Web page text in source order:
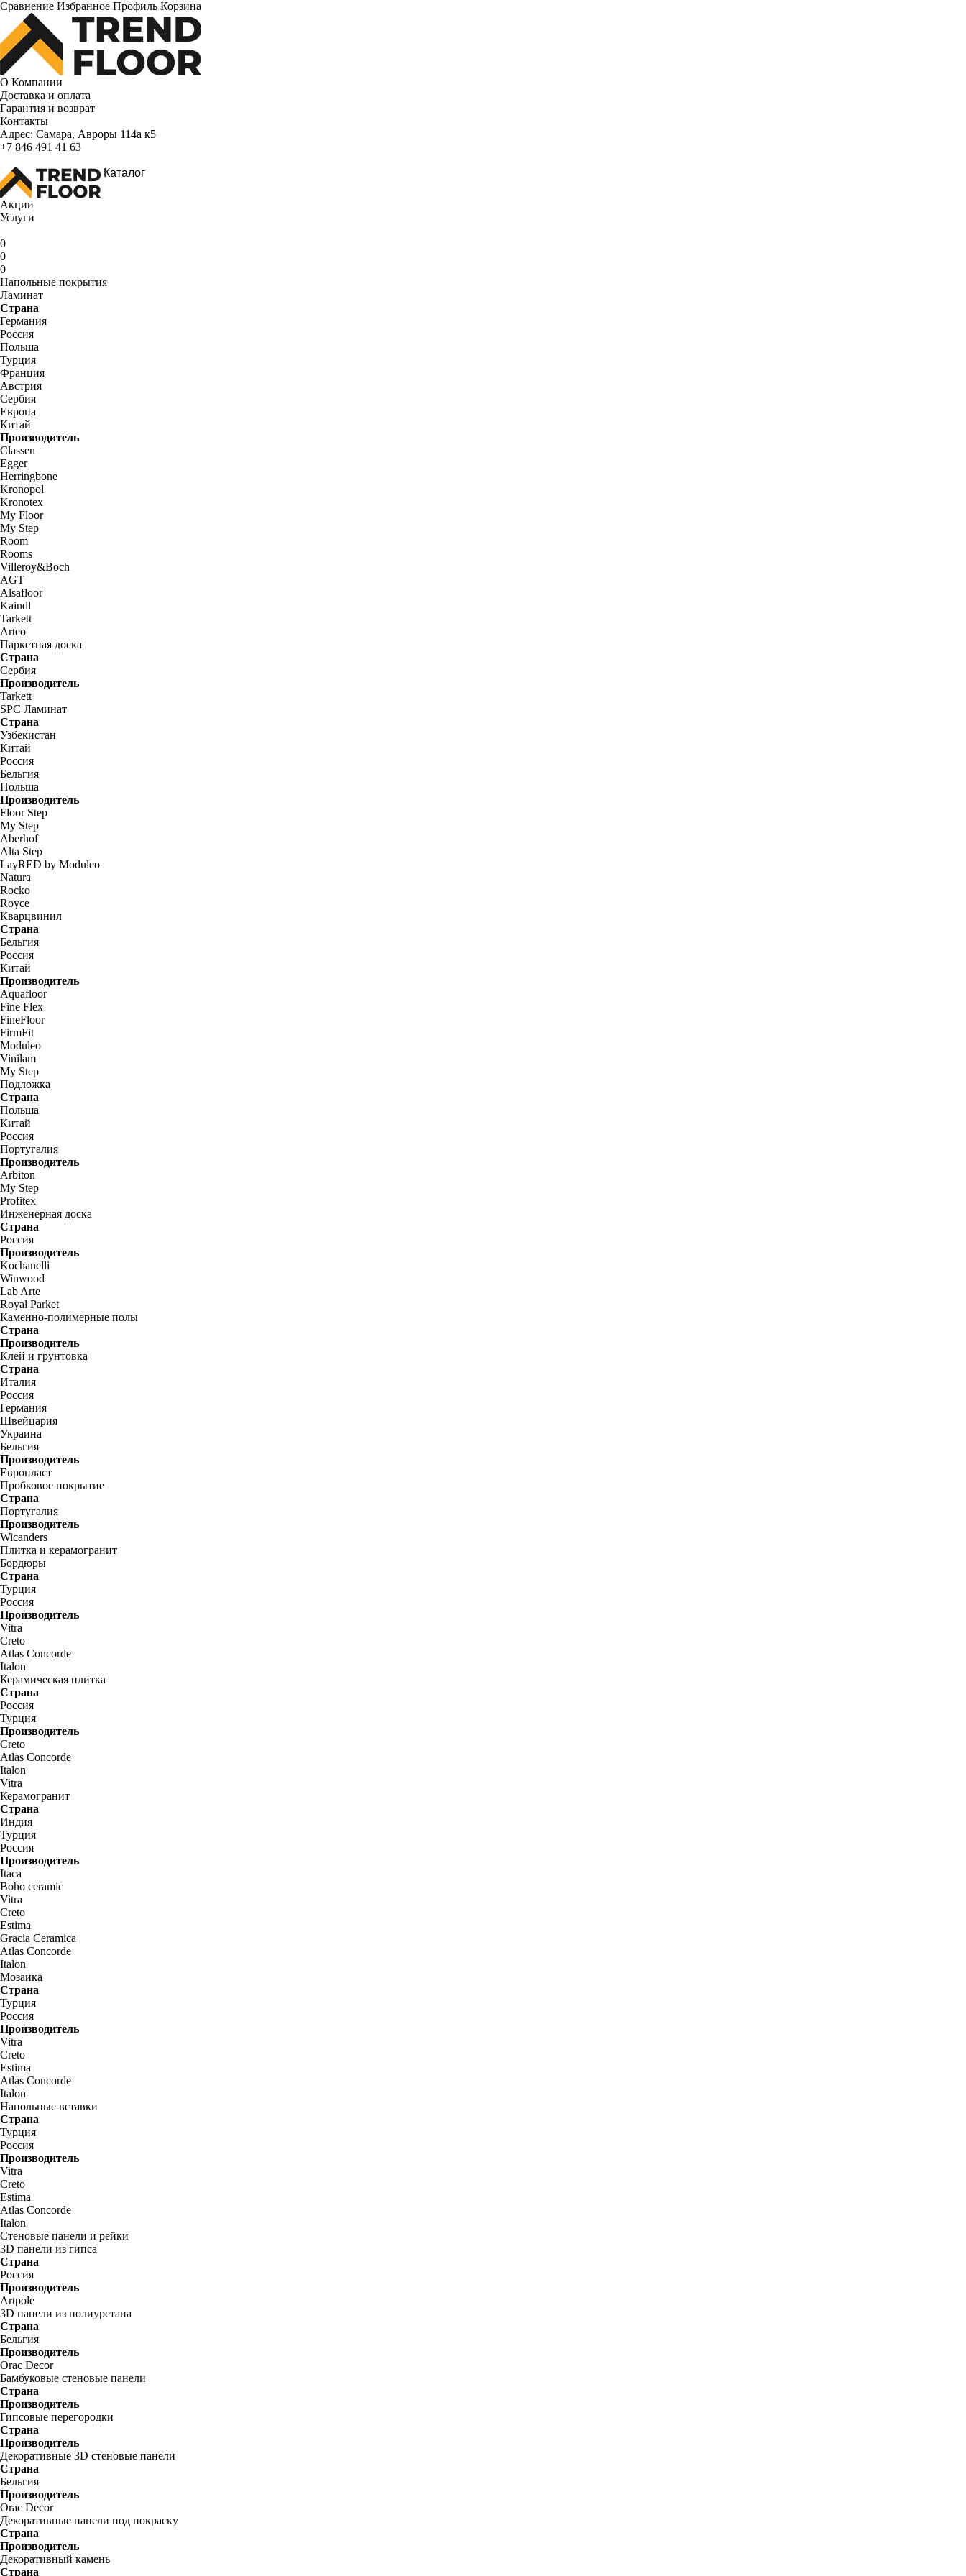
Сравнение Избранное Профиль Корзина
О Компании
Доставка и оплата
Гарантия и возврат
Контакты
Адрес: Самара, Авроры 114а к5
+7 846 491 41 63
Каталог
Акции
Услуги
0
0
0
Напольные покрытия
Ламинат
Страна
Германия
Россия
Польша
Турция
Франция
Австрия
Сербия
Европа
Китай
Производитель
Classen
Egger
Herringbone
Kronopol
Kronotex
My Floor
My Step
Room
Rooms
Villeroy&Boch
AGT
Alsafloor
Kaindl
Tarkett
Arteo
Паркетная доска
Страна
Сербия
Производитель
Tarkett
SPC Ламинат
Страна
Узбекистан
Китай
Россия
Бельгия
Польша
Производитель
Floor Step
My Step
Aberhof
Alta Step
LayRED by Moduleo
Natura
Rocko
Royce
Кварцвинил
Страна
Бельгия
Россия
Китай
Производитель
Aquafloor
Fine Flex
FineFloor
FirmFit
Moduleo
Vinilam
My Step
Подложка
Страна
Польша
Китай
Россия
Португалия
Производитель
Arbiton
My Step
Profitex
Инженерная доска
Страна
Россия
Производитель
Kochanelli
Winwood
Lab Arte
Royal Parket
Каменно-полимерные полы
Страна
Производитель
Клей и грунтовка
Страна
Италия
Россия
Германия
Швейцария
Украина
Бельгия
Производитель
Европласт
Пробковое покрытие
Страна
Португалия
Производитель
Wicanders
Плитка и керамогранит
Бордюры
Страна
Турция
Россия
Производитель
Vitra
Creto
Atlas Concorde
Italon
Керамическая плитка
Страна
Россия
Турция
Производитель
Creto
Atlas Concorde
Italon
Vitra
Керамогранит
Страна
Индия
Турция
Россия
Производитель
Itaca
Boho ceramic
Vitra
Creto
Estima
Gracia Ceramica
Atlas Concorde
Italon
Мозаика
Страна
Турция
Россия
Производитель
Vitra
Creto
Estima
Atlas Concorde
Italon
Напольные вставки
Страна
Турция
Россия
Производитель
Vitra
Creto
Estima
Atlas Concorde
Italon
Стеновые панели и рейки
3D панели из гипса
Страна
Россия
Производитель
Artpole
3D панели из полиуретана
Страна
Бельгия
Производитель
Orac Decor
Бамбуковые стеновые панели
Страна
Производитель
Гипсовые перегородки
Страна
Производитель
Декоративные 3D стеновые панели
Страна
Бельгия
Производитель
Orac Decor
Декоративные панели под покраску
Страна
Производитель
Декоративный камень
Страна